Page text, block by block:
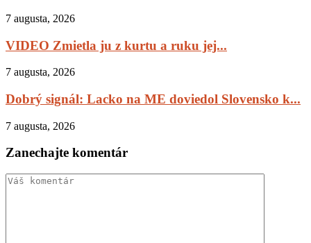
7 augusta, 2026
VIDEO Zmietla ju z kurtu a ruku jej...
7 augusta, 2026
Dobrý signál: Lacko na ME doviedol Slovensko k...
7 augusta, 2026
Zanechajte komentár